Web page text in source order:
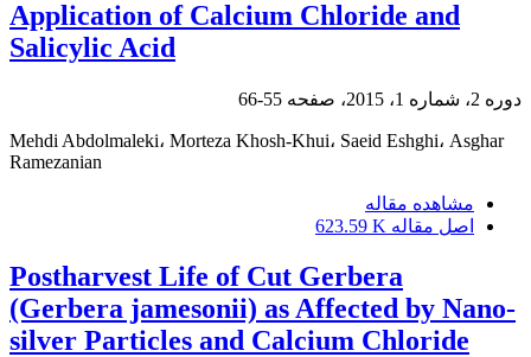
Application of Calcium Chloride and
Salicylic Acid
دوره 2، شماره 1، 2015، صفحه 55-66
Mehdi Abdolmaleki، Morteza Khosh-Khui، Saeid Eshghi، Asghar
Ramezanian
مشاهده مقاله
اصل مقاله 623.59 K
Postharvest Life of Cut Gerbera
(Gerbera jamesonii) as Affected by Nano-
silver Particles and Calcium Chloride